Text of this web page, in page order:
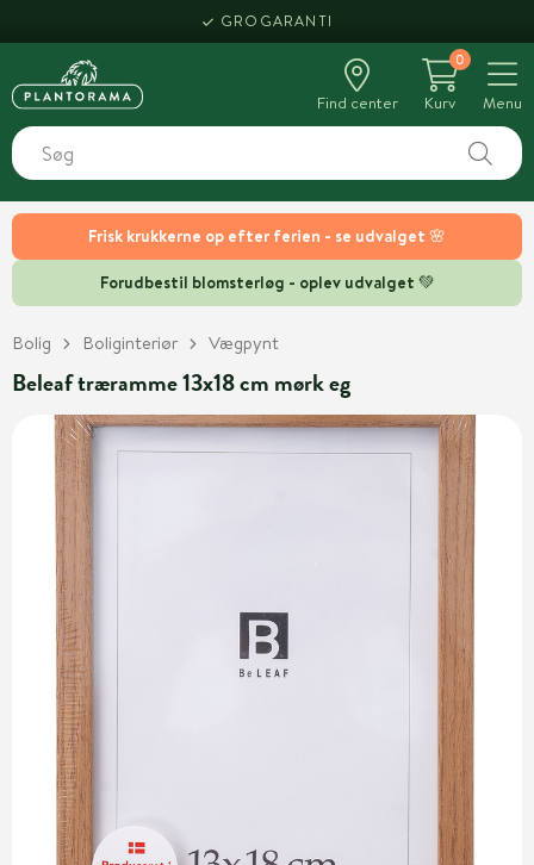
Frisk krukkerne op efter ferien - se udvalget 🌸
Forudbestil blomsterløg - oplev udvalget 💚
GROGARANTI
Find center
0
Kurv
Menu
Bolig Boliginteriør Vægpynt
Beleaf træramme 13x18 cm mørk eg